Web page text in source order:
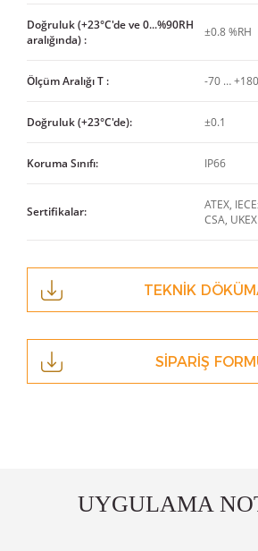
Doğruluk (+23°C'de ve 0...%90RH
aralığında) :
±0.8 %RH
Ölçüm Aralığı T : -70 …
Doğruluk (+23°C'de): ±0.1
Koruma Sınıfı: IP66
Sertifikalar:
ATEX,
CSA, UKEX
TEKNİK
SİPARİŞ
UYGULAMA